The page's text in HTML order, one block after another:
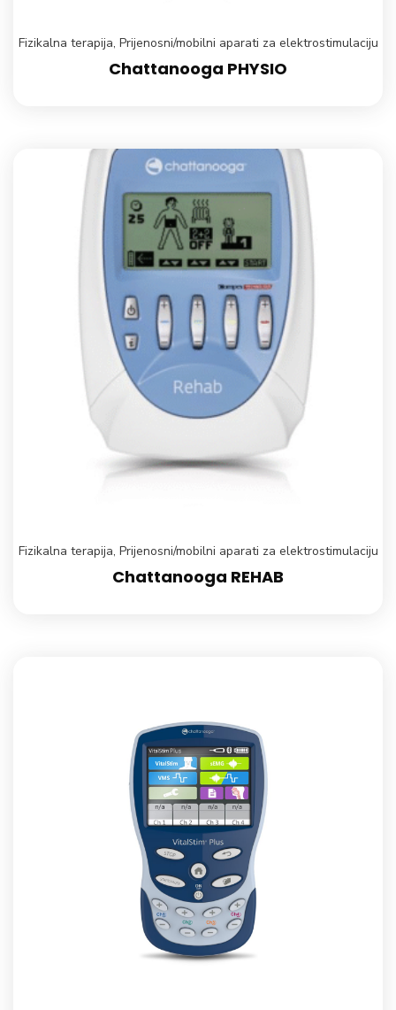
Fizikalna terapija, Prijenosni/mobilni aparati za elektrostimulaciju
Chattanooga PHYSIO
Fizikalna terapija, Prijenosni/mobilni aparati za elektrostimulaciju
Chattanooga REHAB